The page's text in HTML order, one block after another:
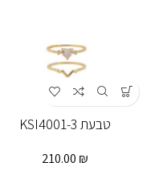
טבעת KSI4001-3
210.00 ₪